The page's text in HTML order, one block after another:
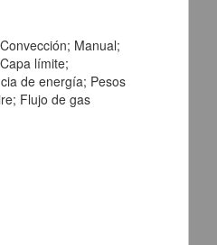
Manual;
límite;
de energía; Pesos
Flujo de gas